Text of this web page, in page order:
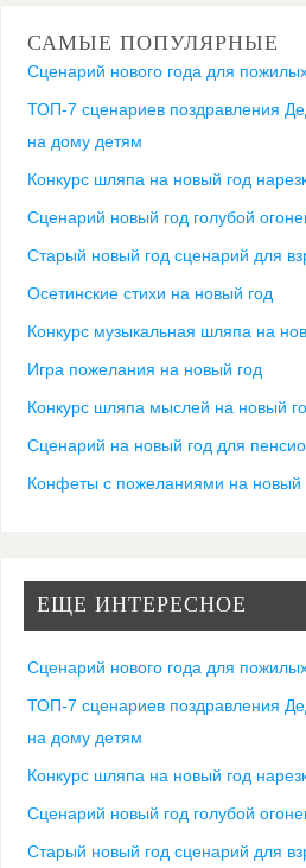
САМЫЕ ПОПУЛЯРНЫЕ
Сценарий нового года для
ТОП-7 сценариев поздравления
на дому детям
Конкурс шляпа на новый год
Сценарий новый год голубой
Старый новый год сценарий для
Осетинские стихи на новый год
Конкурс музыкальная шляпа на
Игра пожелания на новый год
Конкурс шляпа мыслей на новый
Сценарий на новый год для
Конфеты с пожеланиями на новый
ЕЩЕ ИНТЕРЕСНОЕ
Сценарий нового года для
ТОП-7 сценариев поздравления
на дому детям
Конкурс шляпа на новый год
Сценарий новый год голубой
Старый новый год сценарий для